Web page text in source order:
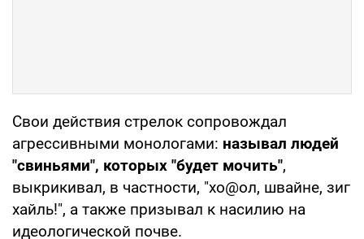
Свои действия стрелок сопровождал
агрессивными монологами: называл людей
"свиньями", которых "будет мочить",
выкрикивал, в частности, "хо@ол, швайне, зиг
хайль!", а также призывал к насилию на
идеологической почве.